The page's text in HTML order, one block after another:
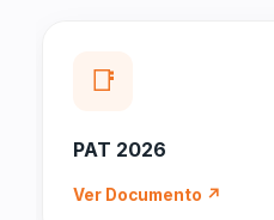
📑
PAT 2026
Ver Documento ↗